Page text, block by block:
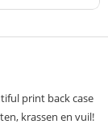
print back case
krassen en vuil!